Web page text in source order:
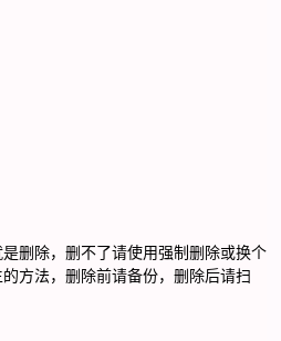
除，删不了请使用强制删除或换个
方法，删除前请备份，删除后请扫